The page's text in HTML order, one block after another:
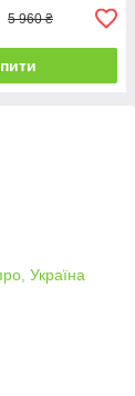
5 960 ₴
Україна